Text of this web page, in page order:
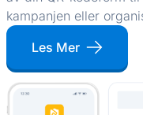
kampanjen eller
Les Mer